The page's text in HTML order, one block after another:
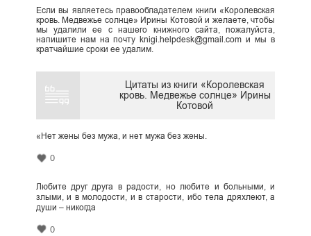
Если вы являетесь правообладателем книги «Королевская
кровь. Медвежье солнце» Ирины Котовой и желаете, чтобы
мы удалили ее с нашего книжного сайта, пожалуйста,
напишите нам на почту knigi.helpdesk@gmail.com и мы в
кратчайшие сроки ее удалим.
Цитаты из книги «Королевская
кровь. Медвежье солнце» Ирины
Котовой
«Нет жены без мужа, и нет мужа без жены.
0
Любите друг друга в радости, но любите и больными, и
злыми, и в молодости, и в старости, ибо тела дряхлеют, а
души – никогда
0